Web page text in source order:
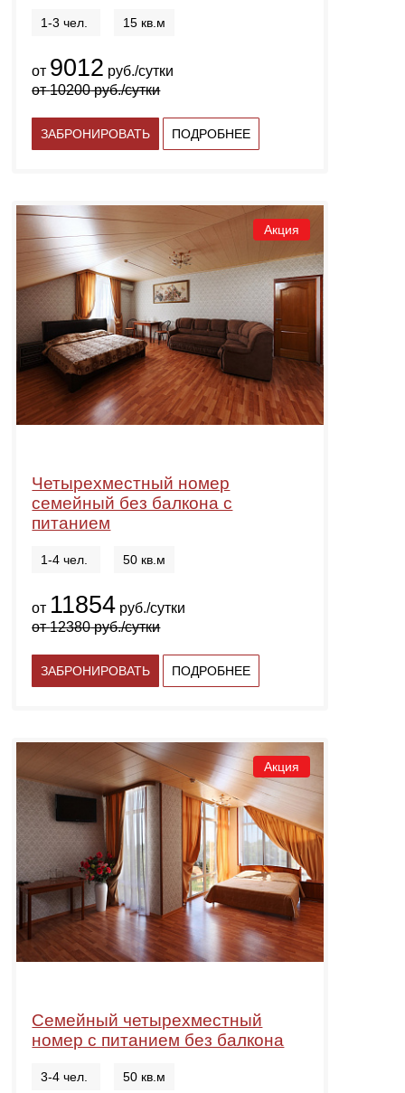
1-3 чел. 15 кв.м
от 9012 руб./сутки
от10200руб./сутки
ЗАБРОНИРОВАТЬ ПОДРОБНЕЕ
Акция
Четырехместный номер
семейный без балкона с
питанием
1-4 чел. 50 кв.м
от 11854 руб./сутки
от12380руб./сутки
ЗАБРОНИРОВАТЬ ПОДРОБНЕЕ
Акция
Семейный четырехместный
номер с питанием без балкона
3-4 чел. 50 кв.м